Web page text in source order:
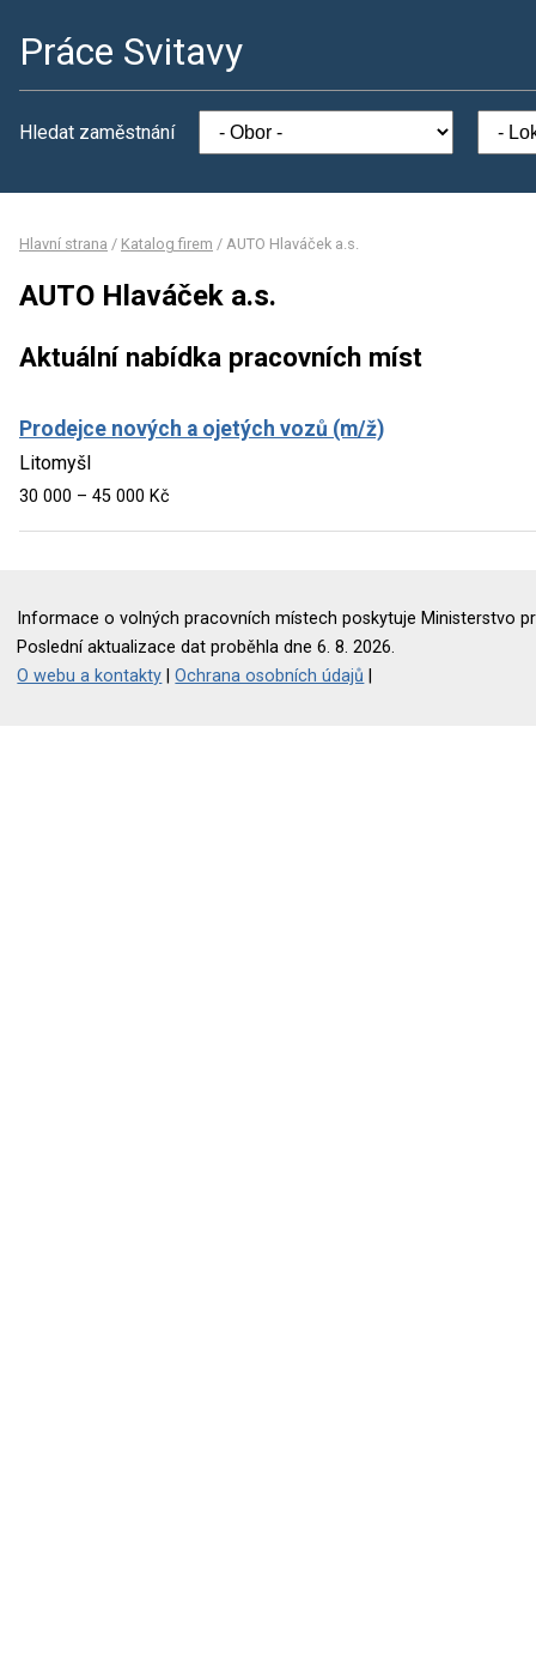
Práce Svitavy
Hledat zaměstnání
Hlavní strana / Katalog firem / AUTO Hlaváček a.s.
AUTO Hlaváček a.s.
Aktuální nabídka pracovních míst
Prodejce nových a ojetých vozů (m/ž)
Litomyšl
30 000 – 45 000 Kč
Informace o volných pracovních místech poskytuje Ministerstvo
Poslední aktualizace dat proběhla dne 6. 8. 2026.
O webu a kontakty |Ochrana osobních údajů